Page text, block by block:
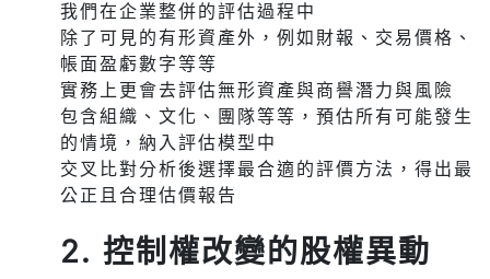
我們在企業整併的評估過程中
除了可見的有形資產外，例如財報、交易價格、
帳面盈虧數字等等
實務上更會去評估無形資產與商譽潛力與風險
包含組織、文化、團隊等等，預估所有可能發生
的情境，納入評估模型中
交叉比對分析後選擇最合適的評價方法，得出最
公正且合理估價報告
2. 控制權改變的股權異動